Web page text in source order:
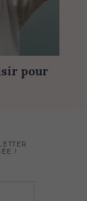
pour
!